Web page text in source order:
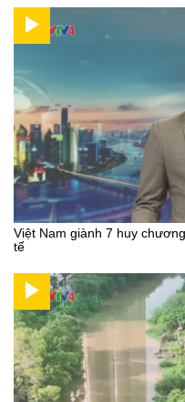
Việt Nam giành 7 huy
tế